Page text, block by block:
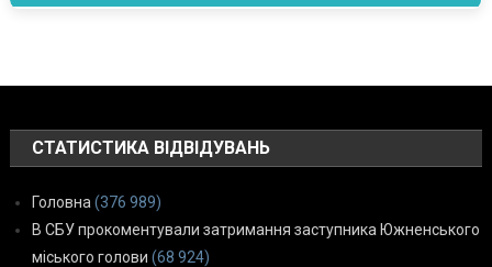
СТАТИСТИКА ВІДВІДУВАНЬ
Головна (376 989)
В СБУ прокоментували затримання заступника Южненського
міського голови (68 924)